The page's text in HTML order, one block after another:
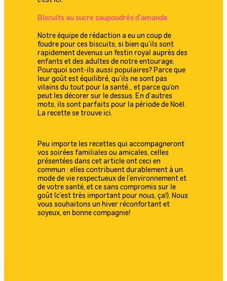
Biscuits au sucre saupoudrés d’amande
Notre équipe de rédaction a eu un coup de
foudre pour ces biscuits, si bien qu’ils sont
rapidement devenus un festin royal auprès des
enfants et des adultes de notre entourage.
Pourquoi sont-ils aussi populaires? Parce que
leur goût est équilibré, qu’ils ne sont pas
vilains du tout pour la santé… et parce qu’on
peut les décorer sur le dessus. En d’autres
mots, ils sont parfaits pour la période de Noël.
La recette se trouve ici.
Peu importe les recettes qui accompagneront
vos soirées familiales ou amicales, celles
présentées dans cet article ont ceci en
commun : elles contribuent durablement à un
mode de vie respectueux de l’environnement et
de votre santé, et ce sans compromis sur le
goût (c’est très important pour nous, ça!). Nous
vous souhaitons un hiver réconfortant et
soyeux, en bonne compagnie!